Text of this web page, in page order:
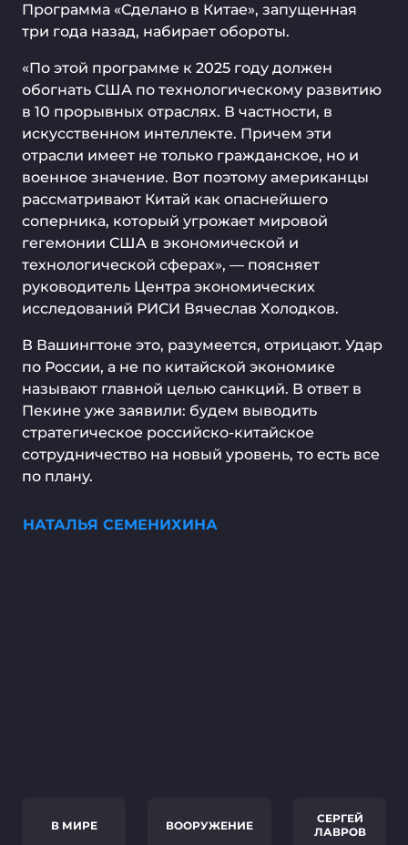
Программа «Сделано в Китае», запущенная
три года назад, набирает обороты.
«По этой программе к 2025 году должен
обогнать США по технологическому развитию
в 10 прорывных отраслях. В частности, в
искусственном интеллекте. Причем эти
отрасли имеет не только гражданское, но и
военное значение. Вот поэтому американцы
рассматривают Китай как опаснейшего
соперника, который угрожает мировой
гегемонии США в экономической и
технологической сферах», — поясняет
руководитель Центра экономических
исследований РИСИ Вячеслав Холодков.
В Вашингтоне это, разумеется, отрицают. Удар
по России, а не по китайской экономике
называют главной целью санкций. В ответ в
Пекине уже заявили: будем выводить
стратегическое российско-китайское
сотрудничество на новый уровень, то есть все
по плану.
НАТАЛЬЯ СЕМЕНИХИНА
В МИРЕ ВООРУЖЕНИЕ
СЕРГЕЙ
ЛАВРОВ